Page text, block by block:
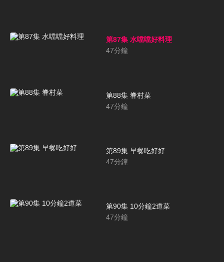
第87集 水噹噹好料理
47分鐘
第88集 眷村菜
47分鐘
第89集 早餐吃好好
47分鐘
第90集 10分鐘2道菜
47分鐘